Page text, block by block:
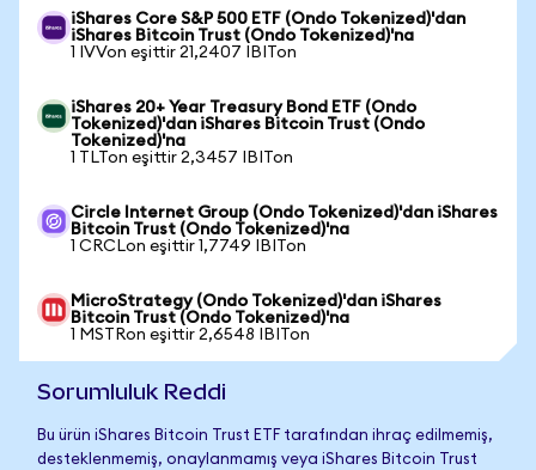
iShares Core S&P 500 ETF (Ondo Tokenized)'dan
iShares Bitcoin Trust (Ondo Tokenized)'na
1 IVVon eşittir 21,2407 IBITon
iShares 20+ Year Treasury Bond ETF (Ondo
Tokenized)'dan iShares Bitcoin Trust (Ondo
Tokenized)'na
1 TLTon eşittir 2,3457 IBITon
Circle Internet Group (Ondo Tokenized)'dan iShares
Bitcoin Trust (Ondo Tokenized)'na
1 CRCLon eşittir 1,7749 IBITon
MicroStrategy (Ondo Tokenized)'dan iShares
Bitcoin Trust (Ondo Tokenized)'na
1 MSTRon eşittir 2,6548 IBITon
Sorumluluk Reddi
Bu ürün iShares Bitcoin Trust ETF tarafından ihraç edilmemiş,
desteklenmemiş, onaylanmamış veya iShares Bitcoin Trust